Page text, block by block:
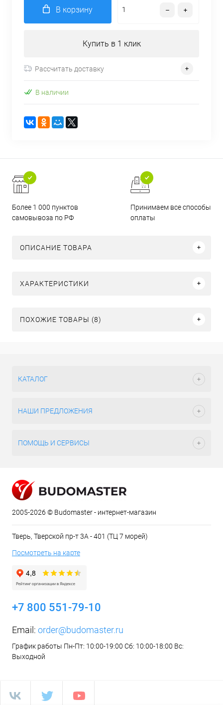
В корзину
Купить в 1 клик
Рассчитать доставку
В наличии
Более 1 000 пунктов
самовывоза по РФ
Принимаем все способы
оплаты
ОПИСАНИЕ ТОВАРА
ХАРАКТЕРИСТИКИ
ПОХОЖИЕ ТОВАРЫ (8)
КАТАЛОГ
НАШИ ПРЕДЛОЖЕНИЯ
ПОМОЩЬ И СЕРВИСЫ
2005-2026 © Budomaster - интернет-магазин
Тверь, Тверской пр-т 3А - 401 (ТЦ 7 морей)
Посмотреть на карте
+7 800 551-79-10
Email: order@budomaster.ru
График работы Пн-Пт: 10:00-19:00 Сб: 10:00-18:00 Вс:
Выходной